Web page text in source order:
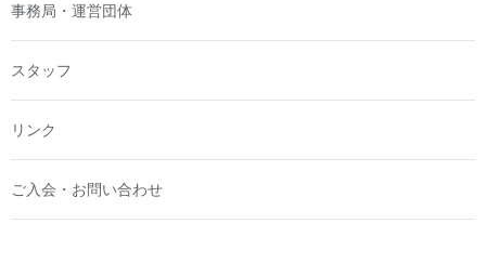
事務局・運営団体
スタッフ
リンク
ご入会・お問い合わせ